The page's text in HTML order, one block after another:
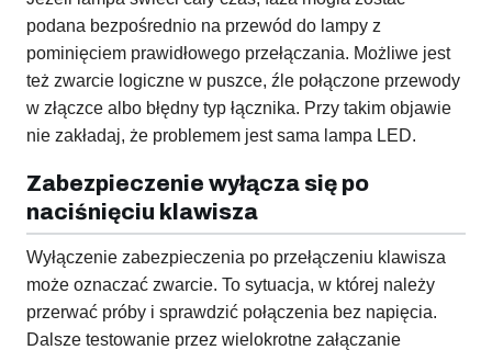
podana bezpośrednio na przewód do lampy z
pominięciem prawidłowego przełączania. Możliwe jest
też zwarcie logiczne w puszce, źle połączone przewody
w złączce albo błędny typ łącznika. Przy takim objawie
nie zakładaj, że problemem jest sama lampa LED.
Zabezpieczenie wyłącza się po
naciśnięciu klawisza
Wyłączenie zabezpieczenia po przełączeniu klawisza
może oznaczać zwarcie. To sytuacja, w której należy
przerwać próby i sprawdzić połączenia bez napięcia.
Dalsze testowanie przez wielokrotne załączanie